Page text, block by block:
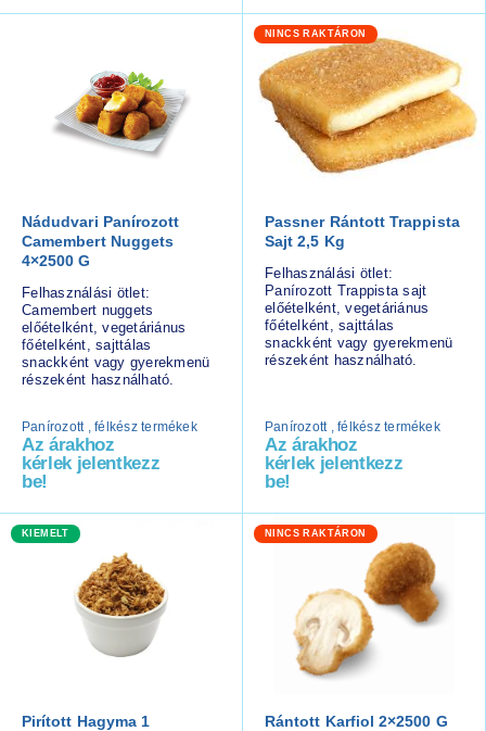
Nádudvari Panírozott
Camembert Nuggets
4×2500 G
Felhasználási ötlet:
Camembert nuggets
előételként, vegetáriánus
főételként, sajttálas
snackként vagy gyerekmenü
részeként használható.
Panírozott , félkész termékek
Az árakhoz
kérlek jelentkezz
be!
NINCS RAKTÁRON
Passner Rántott Trappista
Sajt 2,5 Kg
Felhasználási ötlet:
Panírozott Trappista sajt
előételként, vegetáriánus
főételként, sajttálas
snackként vagy gyerekmenü
részeként használható.
Panírozott , félkész termékek
Az árakhoz
kérlek jelentkezz
be!
KIEMELT
Pirított Hagyma 1
NINCS RAKTÁRON
Rántott Karfiol 2×2500 G